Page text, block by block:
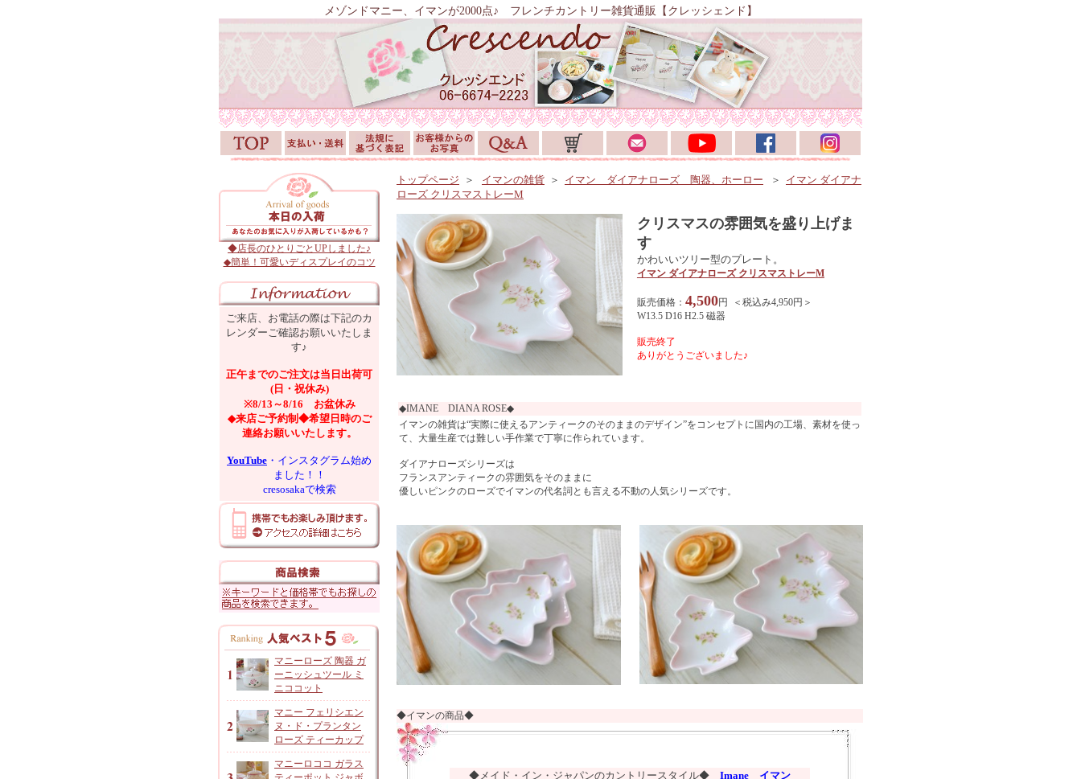
メゾンドマニー、イマンが2000点♪ フレンチカントリー雑貨通販【クレッシェンド】
◆店長のひとりごとUPしました♪
◆簡単！可愛いディスプレイのコツ
ご来店、お電話の際は下記のカ
レンダーご確認お願いいたしま
す♪
正午までのご注文は当日出荷可
(日・祝休み)
※8/13～8/16 お盆休み
◆来店ご予約制◆希望日時のご
連絡お願いいたします。
YouTube ・インスタグラム始め
ました！！
cresosakaで検索
マニーローズ 陶器 ガ
ーニッシュツール ミ
ニココット
マニー フェリシエン
ヌ・ド・プランタン
ローズ ティーカップ
マニーロココ ガラス
トップページ ＞ イマンの雑貨 ＞ イマン ダイアナローズ 陶器、ホーロー ＞ イマン ダイアナ
ローズ クリスマストレーM
クリスマスの雰囲気を盛り上げま
す
かわいいツリー型のプレート。
イマン ダイアナローズ クリスマストレーM
販売価格： 4,500円 ＜税込み4,950円＞
W13.5 D16 H2.5 磁器
販売終了
ありがとうございました♪
◆IMANE DIANA ROSE◆
イマンの雑貨は“実際に使えるアンティークのそのままのデザイン”をコンセプトに国内の工場、素材を使っ
て、大量生産では難しい手作業で丁寧に作られています。
ダイアナローズシリーズは
フランスアンティークの雰囲気をそのままに
優しいピンクのローズでイマンの代名詞とも言える不動の人気シリーズです。
◆イマンの商品◆
◆メイド・イン・ジャパンのカントリースタイル◆ Imane イマン